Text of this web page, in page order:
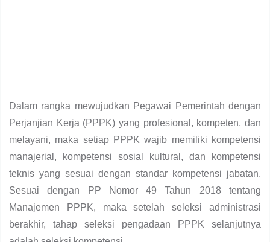
Dalam rangka mewujudkan Pegawai Pemerintah dengan
Perjanjian Kerja (PPPK) yang profesional, kompeten, dan
melayani, maka setiap PPPK wajib memiliki kompetensi
manajerial, kompetensi sosial kultural, dan kompetensi
teknis yang sesuai dengan standar kompetensi jabatan.
Sesuai dengan PP Nomor 49 Tahun 2018 tentang
Manajemen PPPK, maka setelah seleksi administrasi
berakhir, tahap seleksi pengadaan PPPK selanjutnya